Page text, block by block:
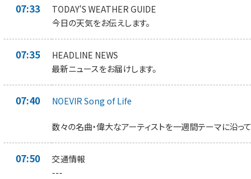
07:33
TODAY'S WEATHER GUIDE
今日の天気をお伝えします。
07:35
HEADLINE NEWS
最新ニュースをお届けします。
07:40 NOEVIR Song of Life
数々の名曲・偉大なアーティストを一週間テーマに沿って
07:50
交通情報
---